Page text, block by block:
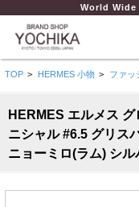
World Wide
TOP > HERMES 小物 > ファッ
HERMES エルメス
ニシャル #6.5 グリス
ニョーミロ(ラム) シ